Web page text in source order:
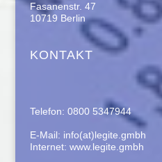
Fasanenstr. 47
10719 Berlin
KONTAKT
Telefon: 0800 5347944
E-Mail: info(at)legite.gmbh
Internet: www.legite.gmbh